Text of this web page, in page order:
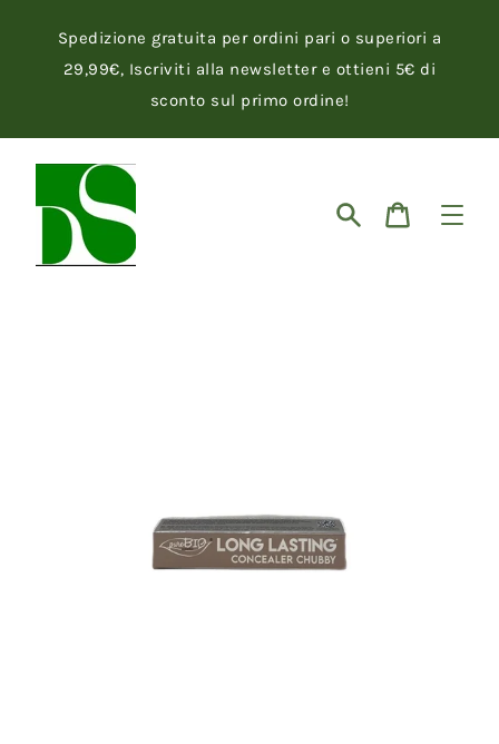
direttamente
contenuti
Spedizione gratuita per ordini pari o superiori a
29,99€, Iscriviti alla newsletter e ottieni 5€ di
sconto sul primo ordine!